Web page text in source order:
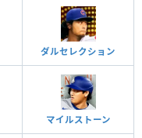
ダルセレクション
マイルストーン